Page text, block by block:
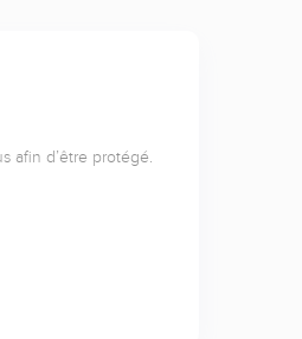
afin d’être protégé.